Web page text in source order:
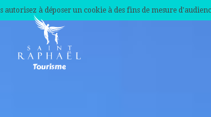
à déposer un cookie à des fins de mesure